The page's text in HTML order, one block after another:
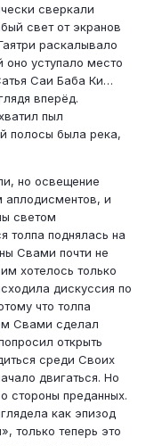
сверкали
свет от экранов
раскалывало
уступало место
Саи Баба Ки…
вперёд.
пыл
полосы была река,
но освещение
аплодисментов, и
светом
толпа поднялась на
Свами почти не
хотелось только
дискуссия по
что толпа
Свами сделал
открыть
среди Своих
двигаться. Но
стороны преданных.
как эпизод
только теперь это